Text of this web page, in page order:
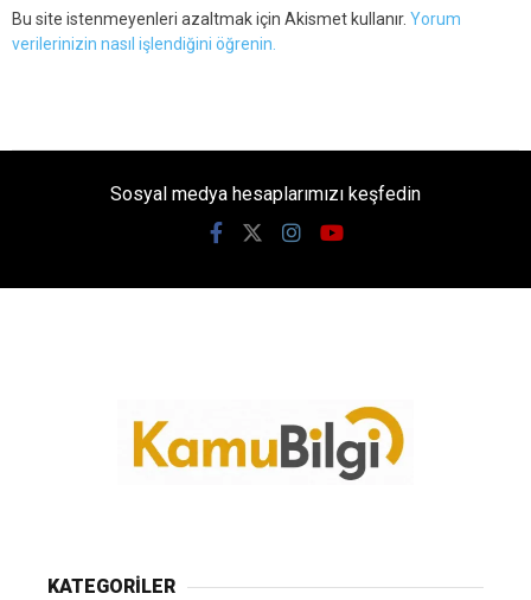
Bu site istenmeyenleri azaltmak için Akismet kullanır. Yorum
verilerinizin nasıl işlendiğini öğrenin.
Sosyal medya hesaplarımızı keşfedin
KATEGORİLER